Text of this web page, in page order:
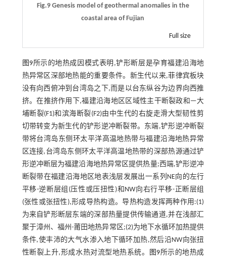
Fig.9 Genesis model of geothermal anomalies in the
coastal area of Fujian
Full size
图9所示的地热成因模式表明,铲形断层是孕育福建沿海地
热异常区深部地热能的重要条件。新生代以来,菲律宾板块
没有向西俯冲到台湾岛之下,而是以台东纵谷为边界向西推
挤。在推挤作用下,福建沿海地区区域性主干断裂政和—大
埔断裂(F1)和滨海断裂(F2)由中生代的右旋走滑大型韧性剪
切带转变为新生代的铲形逆冲断裂带。东端,铲形逆冲断裂
带将台湾岛东侧环太平洋高温地热带与福建沿海地热异常
区连接,台湾岛东侧环太平洋高温地热带的深部热源通过铲
形逆冲断层为福建沿海地热异常区提供热量;西端,铲形逆冲
断裂带在福建沿海地区地表浅层发展出一系列NE向的左行
平移-逆断层组(压性或压扭性)和NW向右行平移-正断层组
(张性或张扭性),形成导热构造。导热构造发挥两种作用:(1)
为来自铲形断层东端的深部热量提供传输通道,并在浅部汇
聚于漳州、福州-莆田地热异常区;(2)为地下水循环加热提供
条件,使丰沛的大气水渗入地下循环加热,然后沿NW向张扭
性断裂上升,形成水热对流型地热系统。
图9所示的地热成